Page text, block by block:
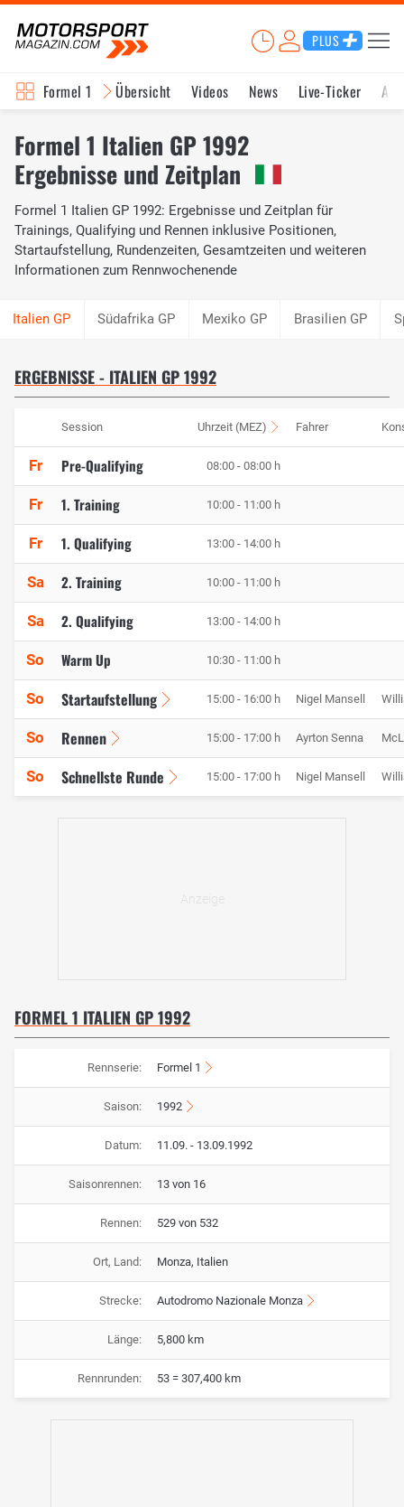
PLUS
Formel 1 Übersicht Videos News Live-Ticker
Formel 1 Italien GP 1992
Ergebnisse und Zeitplan
Formel 1 Italien GP 1992: Ergebnisse und Zeitplan für
Trainings, Qualifying und Rennen inklusive Positionen,
Startaufstellung, Rundenzeiten, Gesamtzeiten und weiteren
Informationen zum Rennwochenende
Südafrika GP Mexiko GP Brasilien GP
ERGEBNISSE - ITALIEN GP 1992
Session Uhrzeit (MEZ) Fahrer
Fr Pre-Qualifying 08:00 - 08:00 h
Fr 1. Training 10:00 - 11:00 h
Fr 1. Qualifying 13:00 - 14:00 h
Sa 2. Training 10:00 - 11:00 h
Sa 2. Qualifying 13:00 - 14:00 h
So Warm Up 10:30 - 11:00 h
So Startaufstellung 15:00 - 16:00 h Nigel Mansell
So Rennen 15:00 - 17:00 h Ayrton Senna
So Schnellste Runde 15:00 - 17:00 h Nigel Mansell
FORMEL 1 ITALIEN GP 1992
Rennserie: Formel 1
Saison: 1992
Datum: 11.09. - 13.09.1992
Saisonrennen: 13 von 16
Rennen: 529 von 532
Ort, Land: Monza, Italien
Strecke: Autodromo Nazionale Monza
Länge: 5,800 km
Rennrunden: 53 = 307,400 km